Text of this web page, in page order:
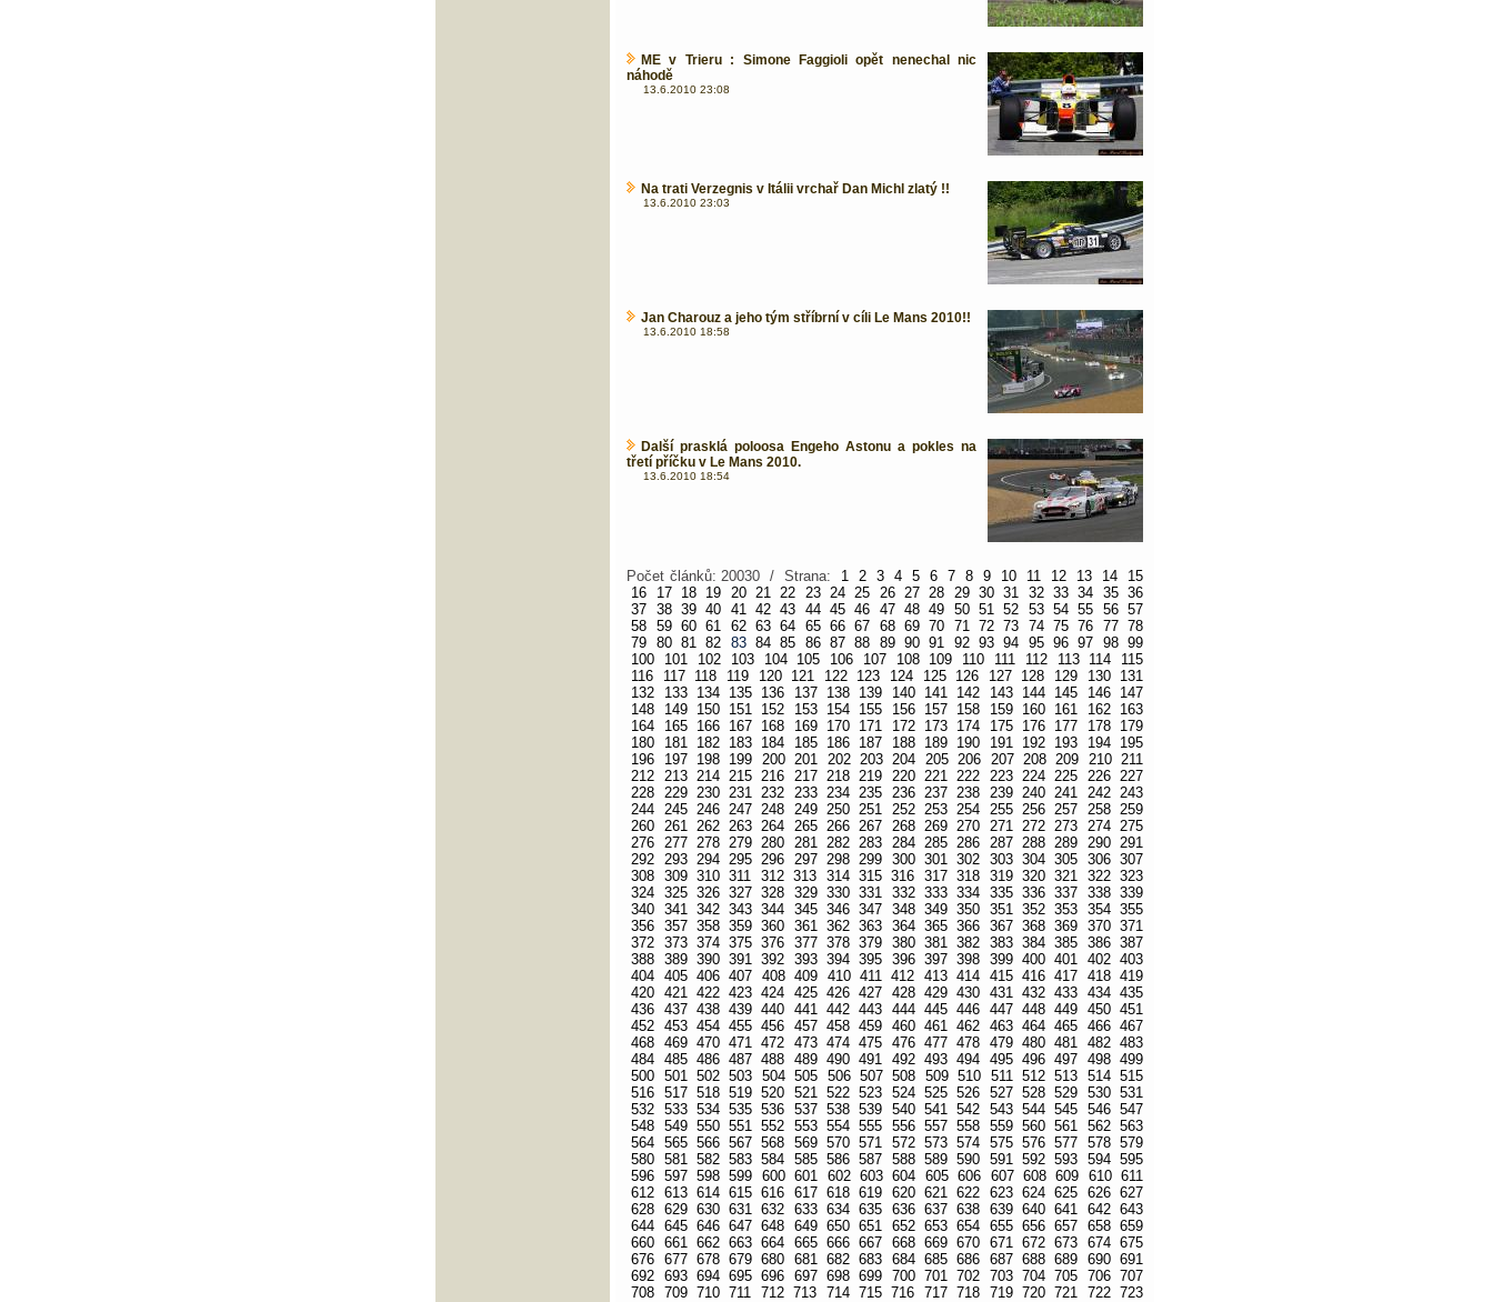
ME v Trieru : Simone Faggioli opět nenechal nic
náhodě
13.6.2010 23:08
Na trati Verzegnis v Itálii vrchař Dan Michl zlatý !!
13.6.2010 23:03
Jan Charouz a jeho tým stříbrní v cíli Le Mans 2010!!
13.6.2010 18:58
Další prasklá poloosa Engeho Astonu a pokles na
třetí příčku v Le Mans 2010.
13.6.2010 18:54
Počet článků: 20030 / Strana: 1 2 3 4 5 6 7 8 9 10 11 12 13 14
15
16
17 18 19 20 21 22 23 24 25 26 27 28 29 30 31 32 33 34 35 36
37 38 39 40 41 42 43 44 45 46 47 48 49 50 51 52 53 54 55 56 57
58 59 60 61 62 63 64 65 66 67 68 69 70 71 72 73 74 75 76 77 78
79 80 81 82 83 84 85 86 87 88 89 90 91 92 93 94 95 96 97 98 99
100
101 102 103 104 105 106 107 108 109 110 111 112 113 114
115
116
117 118 119 120 121 122 123 124 125 126 127 128 129 130
131
132
133 134 135 136 137 138 139 140 141 142 143 144 145 146
147
148
149 150 151 152 153 154 155 156 157 158 159 160 161 162
163
164
165 166 167 168 169 170 171 172 173 174 175 176 177 178
179
180
181 182 183 184 185 186 187 188 189 190 191 192 193 194
195
196
197 198 199 200 201 202 203 204 205 206 207 208 209 210 211
212 213 214 215 216 217 218 219 220 221 222 223 224 225 226 227
228 229 230 231 232 233 234 235 236 237 238 239 240 241 242 243
244 245 246 247 248 249 250 251 252 253 254 255 256 257 258 259
260 261 262 263 264 265 266 267 268 269 270 271 272 273 274 275
276 277 278 279 280 281 282 283 284 285 286 287 288 289 290 291
292 293 294 295 296 297 298 299 300 301 302 303 304 305 306 307
308 309 310 311 312 313 314 315 316 317 318 319 320 321 322 323
324 325 326 327 328 329 330 331 332 333 334 335 336 337 338 339
340 341 342 343 344 345 346 347 348 349 350 351 352 353 354 355
356 357 358 359 360 361 362 363 364 365 366 367 368 369 370 371
372 373 374 375 376 377 378 379 380 381 382 383 384 385 386 387
388 389 390 391 392 393 394 395 396 397 398 399 400 401 402 403
404 405 406 407 408 409 410 411 412 413 414 415 416 417 418 419
420 421 422 423 424 425 426 427 428 429 430 431 432 433 434 435
436 437 438 439 440 441 442 443 444 445 446 447 448 449 450 451
452 453 454 455 456 457 458 459 460 461 462 463 464 465 466 467
468 469 470 471 472 473 474 475 476 477 478 479 480 481 482 483
484 485 486 487 488 489 490 491 492 493 494 495 496 497 498 499
500 501 502 503 504 505 506 507 508 509 510 511 512 513 514 515
516 517 518 519 520 521 522 523 524 525 526 527 528 529 530 531
532 533 534 535 536 537 538 539 540 541 542 543 544 545 546 547
548 549 550 551 552 553 554 555 556 557 558 559 560 561 562 563
564 565 566 567 568 569 570 571 572 573 574 575 576 577 578 579
580 581 582 583 584 585 586 587 588 589 590 591 592 593 594 595
596 597 598 599 600 601 602 603 604 605 606 607 608 609 610 611
612 613 614 615 616 617 618 619 620 621 622 623 624 625 626 627
628 629 630 631 632 633 634 635 636 637 638 639 640 641 642 643
644 645 646 647 648 649 650 651 652 653 654 655 656 657 658 659
660 661 662 663 664 665 666 667 668 669 670 671 672 673 674 675
676 677 678 679 680 681 682 683 684 685 686 687 688 689 690 691
692 693 694 695 696 697 698 699 700 701 702 703 704 705 706 707
708 709 710 711 712 713 714 715 716 717 718 719 720 721 722 723